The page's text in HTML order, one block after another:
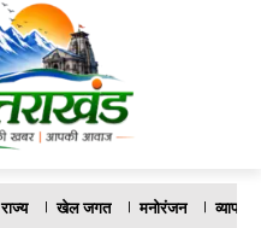
राज्य खेल जगत मनोरंजन व्यापार